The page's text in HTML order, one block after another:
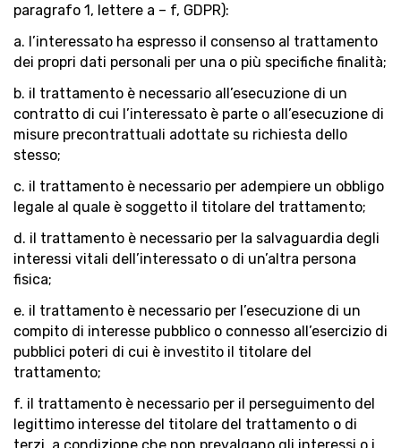
paragrafo 1, lettere a – f, GDPR):
a. l’interessato ha espresso il consenso al trattamento
dei propri dati personali per una o più specifiche finalità;
b. il trattamento è necessario all’esecuzione di un
contratto di cui l’interessato è parte o all’esecuzione di
misure precontrattuali adottate su richiesta dello
stesso;
c. il trattamento è necessario per adempiere un obbligo
legale al quale è soggetto il titolare del trattamento;
d. il trattamento è necessario per la salvaguardia degli
interessi vitali dell’interessato o di un’altra persona
fisica;
e. il trattamento è necessario per l’esecuzione di un
compito di interesse pubblico o connesso all’esercizio di
pubblici poteri di cui è investito il titolare del
trattamento;
f. il trattamento è necessario per il perseguimento del
legittimo interesse del titolare del trattamento o di